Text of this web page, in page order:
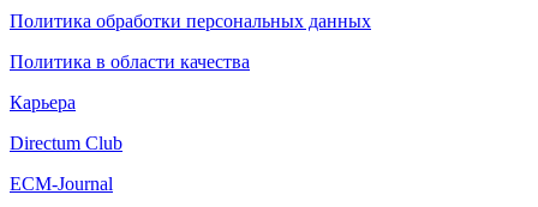
Политика обработки персональных данных
Политика в области качества
Карьера
Directum Club
ECM-Journal